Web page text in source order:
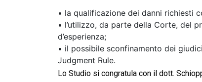
• la qualificazione dei danni richiesti
• l’utilizzo, da parte della Corte, del
d’esperienza;
• il possibile sconfinamento dei
Judgment Rule.
Lo Studio si congratula con il dott.